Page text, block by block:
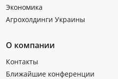
Экономика
Агрохолдинги Украины
О компании
Контакты
Ближайшие конференции